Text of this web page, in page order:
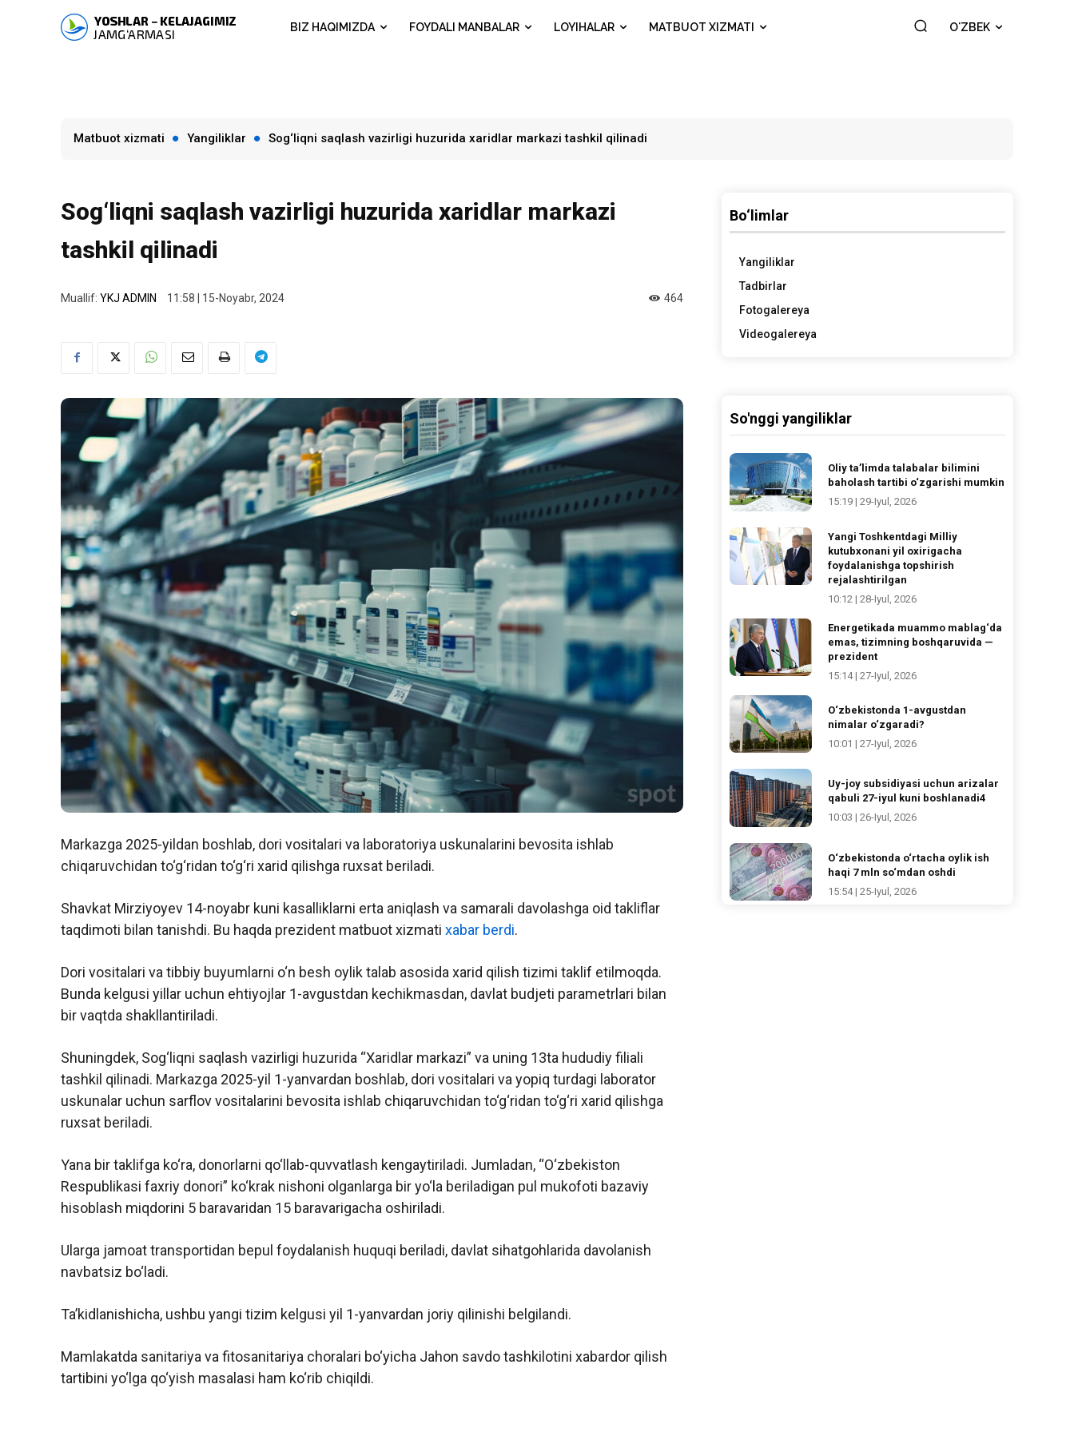
BIZ HAQIMIZDA FOYDALI MANBALAR LOYIHALAR MATBUOT XIZMATI OʻZBEK
Matbuot xizmati Yangiliklar Sog‘liqni saqlash vazirligi huzurida xaridlar markazi tashkil qilinadi
Sog‘liqni saqlash vazirligi huzurida xaridlar markazi
tashkil qilinadi
Muallif: YKJ ADMIN 11:58 | 15-Noyabr, 2024 464
Markazga 2025-yildan boshlab, dori vositalari va laboratoriya uskunalarini bevosita ishlab
chiqaruvchidan to‘g‘ridan to‘g‘ri xarid qilishga ruxsat beriladi.
Shavkat Mirziyoyev 14-noyabr kuni kasalliklarni erta aniqlash va samarali davolashga oid takliflar
taqdimoti bilan tanishdi. Bu haqda prezident matbuot xizmati xabar berdi.
Dori vositalari va tibbiy buyumlarni o‘n besh oylik talab asosida xarid qilish tizimi taklif etilmoqda.
Bunda kelgusi yillar uchun ehtiyojlar 1-avgustdan kechikmasdan, davlat budjeti parametrlari bilan
bir vaqtda shakllantiriladi.
Shuningdek, Sog‘liqni saqlash vazirligi huzurida “Xaridlar markazi” va uning 13ta hududiy filiali
tashkil qilinadi. Markazga 2025-yil 1-yanvardan boshlab, dori vositalari va yopiq turdagi laborator
uskunalar uchun sarflov vositalarini bevosita ishlab chiqaruvchidan to‘g‘ridan to‘g‘ri xarid qilishga
ruxsat beriladi.
Yana bir taklifga ko‘ra, donorlarni qo‘llab-quvvatlash kengaytiriladi. Jumladan, “O‘zbekiston
Respublikasi faxriy donori” ko‘krak nishoni olganlarga bir yo‘la beriladigan pul mukofoti bazaviy
hisoblash miqdorini 5 baravaridan 15 baravarigacha oshiriladi.
Ularga jamoat transportidan bepul foydalanish huquqi beriladi, davlat sihatgohlarida davolanish
navbatsiz bo‘ladi.
Ta’kidlanishicha, ushbu yangi tizim kelgusi yil 1-yanvardan joriy qilinishi belgilandi.
Mamlakatda sanitariya va fitosanitariya choralari bo‘yicha Jahon savdo tashkilotini xabardor qilish
tartibini yo‘lga qo‘yish masalasi ham ko‘rib chiqildi.
Bo‘limlar
Yangiliklar
Tadbirlar
Fotogalereya
Videogalereya
So'nggi yangiliklar
Oliy ta’limda talabalar bilimini
baholash tartibi o‘zgarishi mumkin
15:19 | 29-Iyul, 2026
Yangi Toshkentdagi Milliy
kutubxonani yil oxirigacha
foydalanishga topshirish
rejalashtirilgan
10:12 | 28-Iyul, 2026
Energetikada muammo mablag‘da
emas, tizimning boshqaruvida —
prezident
15:14 | 27-Iyul, 2026
O‘zbekistonda 1-avgustdan
nimalar o‘zgaradi?
10:01 | 27-Iyul, 2026
Uy-joy subsidiyasi uchun arizalar
qabuli 27-iyul kuni boshlanadi4
10:03 | 26-Iyul, 2026
O‘zbekistonda o‘rtacha oylik ish
haqi 7 mln so‘mdan oshdi
15:54 | 25-Iyul, 2026